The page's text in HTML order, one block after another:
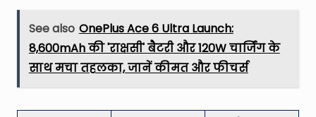
See also OnePlus Ace 6 Ultra Launch:
8,600mAh की 'राक्षसी' बैटरी और 120W चार्जिंग के
साथ मचा तहलका, जानें कीमत और फीचर्स